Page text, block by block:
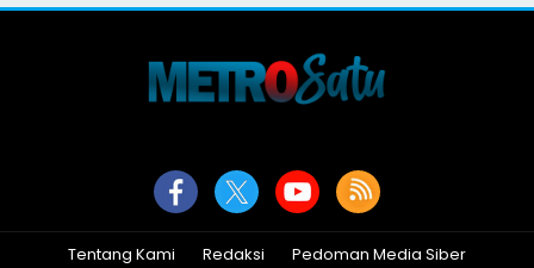
Tentang Kami Redaksi
Pedoman Media Siber